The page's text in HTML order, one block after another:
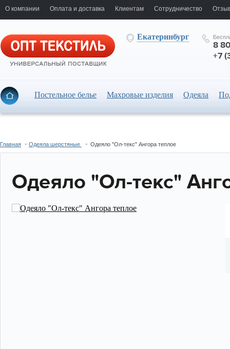
О компании Оплата и доставка Клиентам Сотрудничество
Екатеринбург
8
+7
Постельное белье Махровые изделия Одеяла
Главная Одеяла шерстяные Одеяло "Ол-текс" Ангора теплое
Одеяло "Ол-текс"